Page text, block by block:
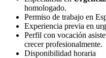
homologado.
Permiso de trabajo en
Experiencia previa en
Perfil con vocación
crecer profesionalmente.
Disponibilidad horaria